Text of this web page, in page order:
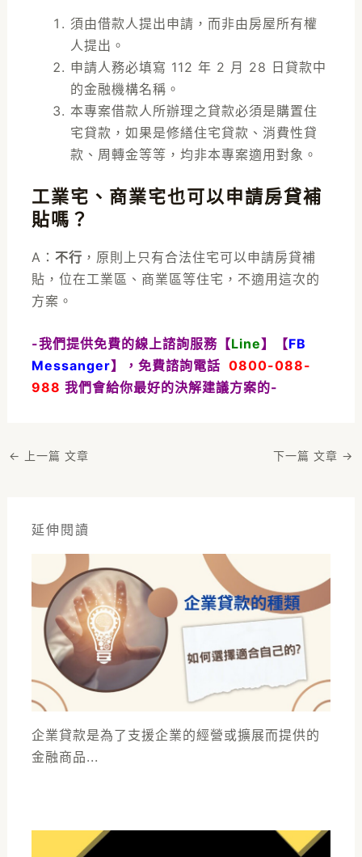
須由借款人提出申請，而非由房屋所有權
人提出。
申請人務必填寫 112 年 2 月 28 日貸款中
的金融機構名稱。
本專案借款人所辦理之貸款必須是購置住
宅貸款，如果是修繕住宅貸款、消費性貸
款、周轉金等等，均非本專案適用對象。
工業宅、商業宅也可以申請房貸補
貼嗎？
A： 不行 ，原則上只有合法住宅可以申請房貸補
貼，位在工業區、商業區等住宅，不適用這次的
方案。
-我們提供免費的線上諮詢服務【Line】【FB
Messanger】，免費諮詢電話 0800-088-
988 我們會給你最好的決解建議方案的-
← 上一篇 文章 下一篇 文章 →
延伸閱讀
企業貸款是為了支援企業的經營或擴展而提供的
金融商品...